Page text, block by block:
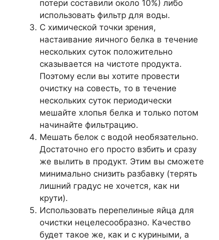
потери составили около 10%) либо
использовать фильтр для воды.
С химической точки зрения,
настаивание яичного белка в течение
нескольких суток положительно
сказывается на чистоте продукта.
Поэтому если вы хотите провести
очистку на совесть, то в течение
нескольких суток периодически
мешайте хлопья белка и только потом
начинайте фильтрацию.
Мешать белок с водой необязательно.
Достаточно его просто взбить и сразу
же вылить в продукт. Этим вы сможете
минимально снизить разбавку (терять
лишний градус не хочется, как ни
крути).
Использовать перепелиные яйца для
очистки нецелесообразно. Качество
будет такое же, как и с куриными, а